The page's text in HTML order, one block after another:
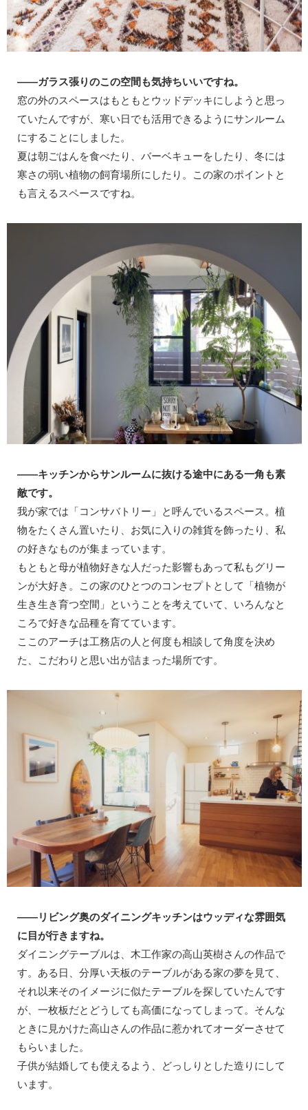
——ガラス張りのこの空間も気持ちいいですね。
窓の外のスペースはもともとウッドデッキにしようと思っ
ていたんですが、寒い日でも活用できるようにサンルーム
にすることにしました。
夏は朝ごはんを食べたり、バーベキューをしたり、冬には
寒さの弱い植物の飼育場所にしたり。この家のポイントと
も言えるスペースですね。
——キッチンからサンルームに抜ける途中にある一角も素
敵です。
我が家では「コンサバトリー」と呼んでいるスペース。植
物をたくさん置いたり、お気に入りの雑貨を飾ったり、私
の好きなものが集まっています。
もともと母が植物好きな人だった影響もあって私もグリー
ンが大好き。この家のひとつのコンセプトとして「植物が
生き生き育つ空間」ということを考えていて、いろんなと
ころで好きな品種を育てています。
ここのアーチは工務店の人と何度も相談して角度を決め
た、こだわりと思い出が詰まった場所です。
——リビング奥のダイニングキッチンはウッディな雰囲気
に目が行きますね。
ダイニングテーブルは、木工作家の高山英樹さんの作品で
す。ある日、分厚い天板のテーブルがある家の夢を見て、
それ以来そのイメージに似たテーブルを探していたんです
が、一枚板だとどうしても高価になってしまって。そんな
ときに見かけた高山さんの作品に惹かれてオーダーさせて
もらいました。
子供が結婚しても使えるよう、どっしりとした造りにして
います。